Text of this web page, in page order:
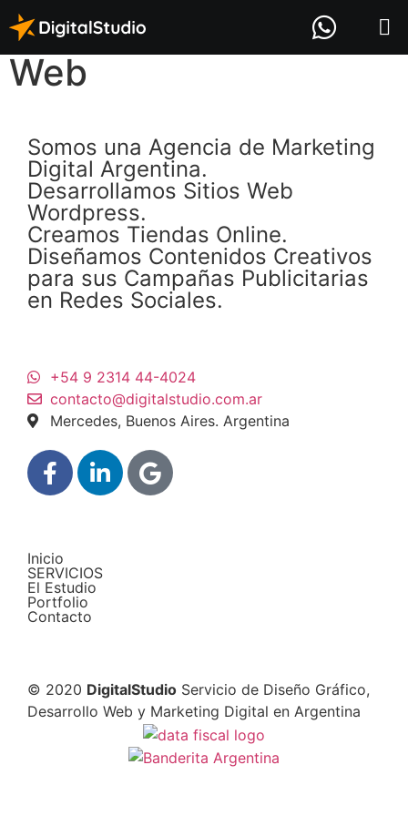
Categoría:
Desarrollo
Web
Somos una Agencia de Marketing
Digital Argentina.
Desarrollamos Sitios Web
Wordpress.
Creamos Tiendas Online.
Diseñamos Contenidos Creativos
para sus Campañas Publicitarias
en Redes Sociales.
+54 9 2314 44-4024
contacto@digitalstudio.com.ar
Mercedes, Buenos Aires. Argentina
Inicio
SERVICIOS
El Estudio
Portfolio
Contacto
© 2020 DigitalStudio Servicio de Diseño Gráfico,
Desarrollo Web y Marketing Digital en Argentina